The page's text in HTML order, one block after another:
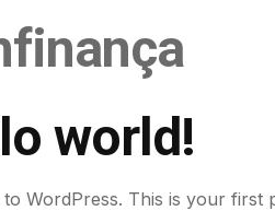
world!
to WordPress. This is your first